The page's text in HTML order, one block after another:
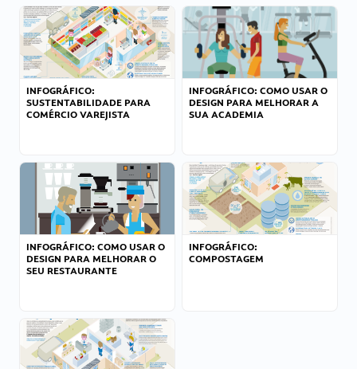
INFOGRÁFICO:
SUSTENTABILIDADE PARA
COMÉRCIO VAREJISTA
INFOGRÁFICO: COMO USAR O
DESIGN PARA MELHORAR A
SUA ACADEMIA
INFOGRÁFICO: COMO USAR O
DESIGN PARA MELHORAR O
SEU RESTAURANTE
INFOGRÁFICO:
COMPOSTAGEM